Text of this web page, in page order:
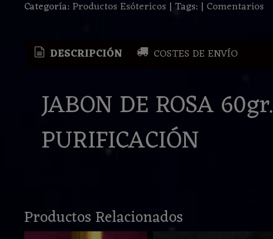
Categoría:Productos Esótericos| Tags: | Comentarios
DESCRIPCIÓN COSTES DE ENVÍO
JABON DE ROSA 60gr.
PURIFICACIÓN
Productos Relacionados